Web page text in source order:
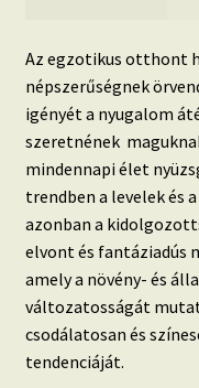
Az egzotikus otthont
népszerűségnek
igényét a nyugalom
szeretnének
mindennapi élet
trendben a levelek és
azonban a
elvont és fantáziadús
amely a növény- és
változatosságát
csodálatosan és
tendenciáját.